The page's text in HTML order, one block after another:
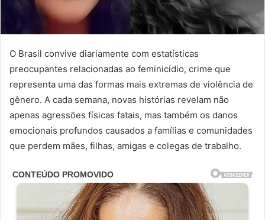
O Brasil convive diariamente com estatísticas
preocupantes relacionadas ao feminicídio, crime que
representa uma das formas mais extremas de violência de
gênero. A cada semana, novas histórias revelam não
apenas agressões físicas fatais, mas também os danos
emocionais profundos causados a famílias e comunidades
que perdem mães, filhas, amigas e colegas de trabalho.